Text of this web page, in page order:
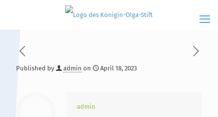
Alt + Shift + S
Published by admin on April 18, 2023
admin